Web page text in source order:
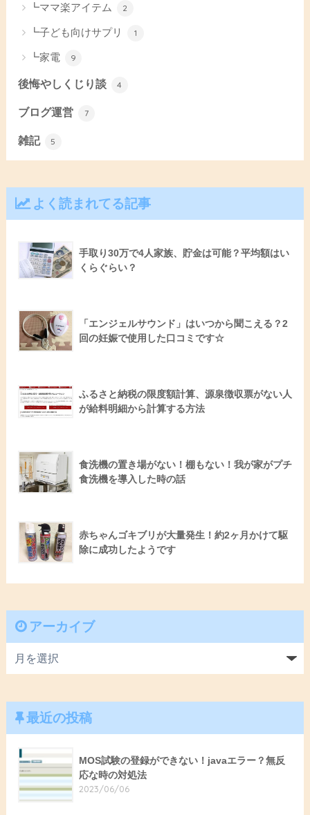
┗ママ楽アイテム 2
┗子ども向けサプリ 1
┗家電 9
後悔やしくじり談 4
ブログ運営 7
雑記 5
よく読まれてる記事
手取り30万で4人家族、貯金は可能？平均額はい
くらぐらい？
「エンジェルサウンド」はいつから聞こえる？2
回の妊娠で使用した口コミです☆
ふるさと納税の限度額計算、源泉徴収票がない人
が給料明細から計算する方法
食洗機の置き場がない！棚もない！我が家がプチ
食洗機を導入した時の話
赤ちゃんゴキブリが大量発生！約2ヶ月かけて駆
除に成功したようです
アーカイブ
最近の投稿
MOS試験の登録ができない！javaエラー？無反
応な時の対処法
2023/06/06